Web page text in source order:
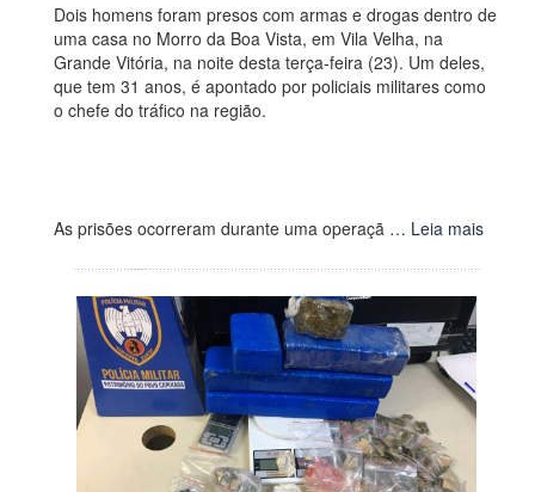
Dois homens foram presos com armas e drogas dentro de
uma casa no Morro da Boa Vista, em Vila Velha, na
Grande Vitória, na noite desta terça-feira (23). Um deles,
que tem 31 anos, é apontado por policiais militares como
o chefe do tráfico na região.
As prisões ocorreram durante uma operaçã … Leia mais